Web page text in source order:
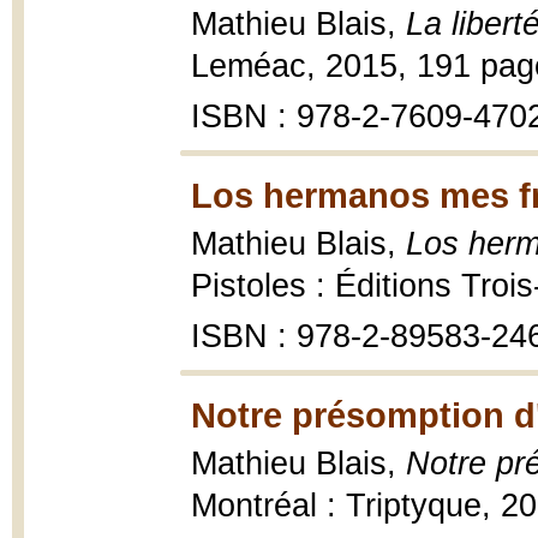
Mathieu Blais, La
Leméac, 2015, 191
ISBN : 978-2-7609-
Los hermanos mes
Mathieu Blais, Los
Pistoles : Éditions
ISBN : 978-2-89583-
Notre présomption
Mathieu Blais, Notre
Montréal : Triptyque,